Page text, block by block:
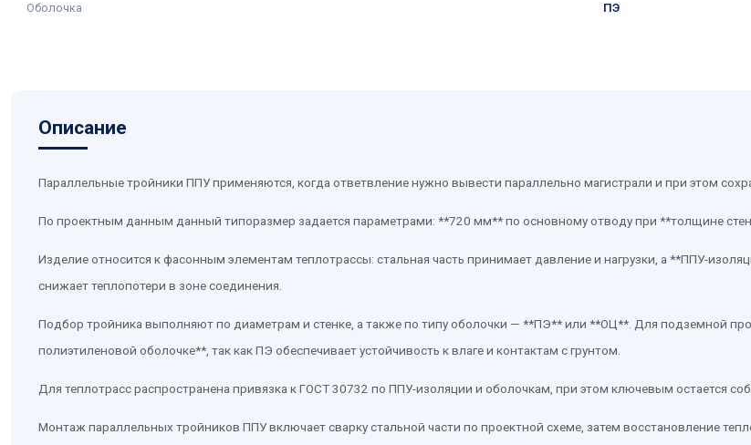
Оболочка ПЭ
Описание
Параллельные тройники ППУ применяются, когда ответвление нужно вывести параллельно магистрали и при этом
По проектным данным данный типоразмер задается параметрами: **720 мм** по основному отводу при **толщине
Изделие относится к фасонным элементам теплотрассы: стальная часть принимает давление и нагрузки, а **ППУ-
снижает теплопотери в зоне соединения.
Подбор тройника выполняют по диаметрам и стенке, а также по типу оболочки — **ПЭ** или **ОЦ**. Для подземной
полиэтиленовой оболочке**, так как ПЭ обеспечивает устойчивость к влаге и контактам с грунтом.
Для теплотрасс распространена привязка к ГОСТ 30732 по ППУ-изоляции и оболочкам, при этом ключевым остается
Монтаж параллельных тройников ППУ включает сварку стальной части по проектной схеме, затем восстановление